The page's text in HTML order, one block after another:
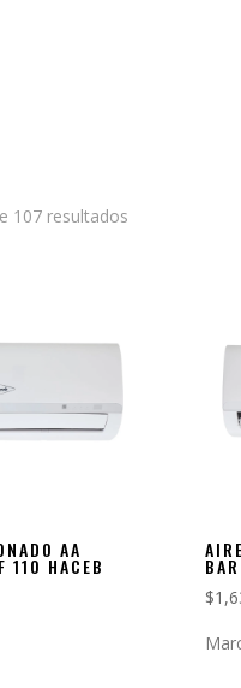
107 resultados
AA
11O HACEB
$